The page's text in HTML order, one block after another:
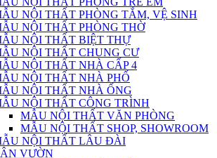
NỘI THẤT PHÒNG TẮM, VỆ SINH
NỘI THẤT PHÒNG THỜ
NỘI THẤT BIỆT THỰ
NỘI THẤT CHUNG CƯ
NỘI THẤT NHÀ CẤP 4
NỘI THẤT NHÀ PHỐ
NỘI THẤT NHÀ ỐNG
NỘI THẤT CÔNG TRÌNH
MẪU NỘI THẤT VĂN PHÒNG
MẪU NỘI THẤT SHOP, SHOWROOM
NỘI THẤT LÂU ĐÀI
VƯỜN